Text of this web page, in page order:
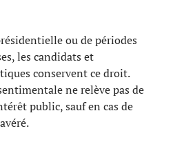
ou de périodes
les candidats et
conservent ce droit.
ne relève pas de
public, sauf en cas de